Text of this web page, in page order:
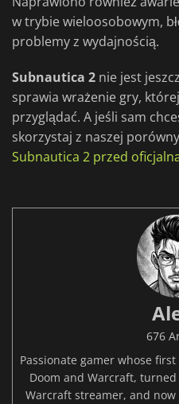
w trybie wieloosobowym,
problemy z wydajnością.
Subnautica 2 nie jest
sprawia wrażenie gry,
przyglądać. A jeśli sam
skorzystaj z naszej
Subnautica 2 przed
676
Passionate gamer whose
Doom and Warcraft,
Warcraft streamer, and